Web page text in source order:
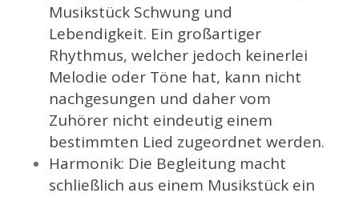
Musikstück Schwung und
Lebendigkeit. Ein großartiger
Rhythmus, welcher jedoch keinerlei
Melodie oder Töne hat, kann nicht
nachgesungen und daher vom
Zuhörer nicht eindeutig einem
bestimmten Lied zugeordnet werden.
Harmonik: Die Begleitung macht
schließlich aus einem Musikstück ein